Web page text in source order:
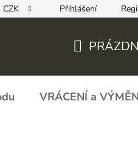
FORMULÁŘ - zboží s vadou
CZK Přihlášení
KOŠÍK
VRÁCENÍ a